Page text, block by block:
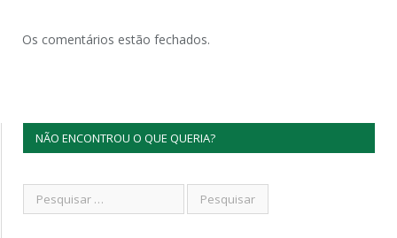
Os comentários estão fechados.
NÃO ENCONTROU O QUE QUERIA?